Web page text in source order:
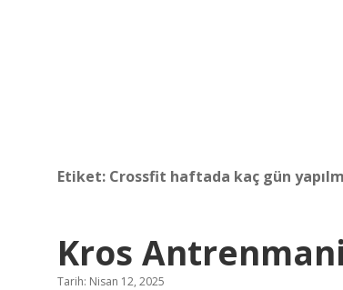
Etiket: Crossfit haftada kaç gün
Kros
Tarih: Nisan 12, 2025